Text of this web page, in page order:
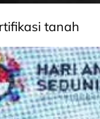
tanah